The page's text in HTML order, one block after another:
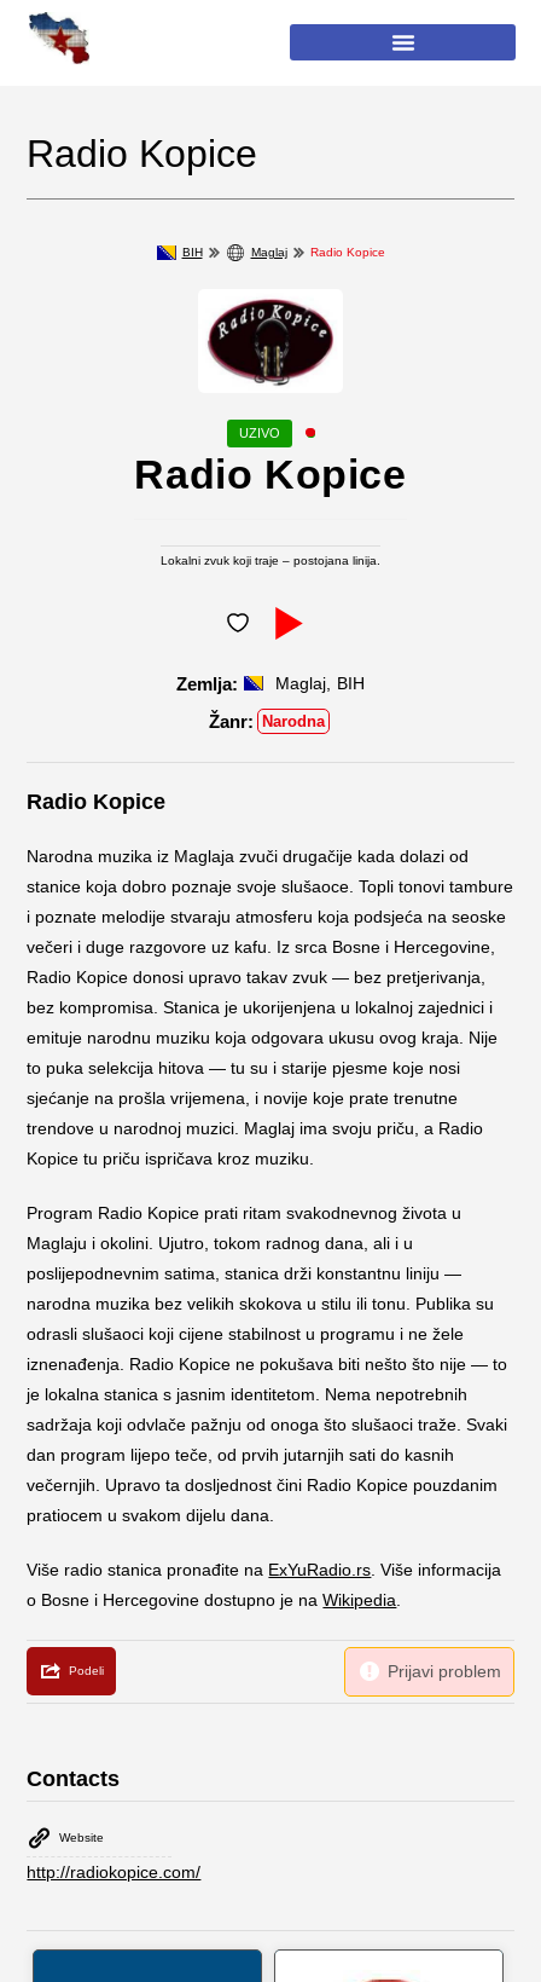
Radio Kopice
BIH Maglaj Radio Kopice
Radio Kopice
Lokalni zvuk koji traje – postojana linija.
Maglaj BIH
Narodna
Radio Kopice
Narodna muzika iz Maglaja zvuči drugačije kada dolazi od
stanice koja dobro poznaje svoje slušaoce. Topli tonovi tambure
i poznate melodije stvaraju atmosferu koja podsjeća na seoske
večeri i duge razgovore uz kafu. Iz srca Bosne i Hercegovine,
Radio Kopice donosi upravo takav zvuk — bez pretjerivanja,
bez kompromisa. Stanica je ukorijenjena u lokalnoj zajednici i
emituje narodnu muziku koja odgovara ukusu ovog kraja. Nije
to puka selekcija hitova — tu su i starije pjesme koje nosi
sjećanje na prošla vrijemena, i novije koje prate trenutne
trendove u narodnoj muzici. Maglaj ima svoju priču, a Radio
Kopice tu priču ispričava kroz muziku.
Program Radio Kopice prati ritam svakodnevnog života u
Maglaju i okolini. Ujutro, tokom radnog dana, ali i u
poslijepodnevnim satima, stanica drži konstantnu liniju —
narodna muzika bez velikih skokova u stilu ili tonu. Publika su
odrasli slušaoci koji cijene stabilnost u programu i ne žele
iznenađenja. Radio Kopice ne pokušava biti nešto što nije — to
je lokalna stanica s jasnim identitetom. Nema nepotrebnih
sadržaja koji odvlače pažnju od onoga što slušaoci traže. Svaki
dan program lijepo teče, od prvih jutarnjih sati do kasnih
večernjih. Upravo ta dosljednost čini Radio Kopice pouzdanim
pratiocem u svakom dijelu dana.
Više radio stanica pronađite na ExYuRadio.rs . Više informacija
o Bosne i Hercegovine dostupno je naWikipedia
Contacts
Website
http://radiokopice.com/